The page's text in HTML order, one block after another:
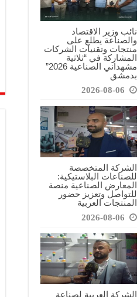
نائب وزير الاقتصاد
والصناعة يطلع على
منتجات وتقنيات الشركات
المشاركة في “ثلاثية
مشهداني الصناعية 2026”
بدمشق
2026-08-06
الشركة المتخصصة
للصناعات البلاستيكية:
المعارض الصناعية منصة
للتواصل وتعزيز حضور
المنتجات العربية
2026-08-06
الشركة العربية لصناعة